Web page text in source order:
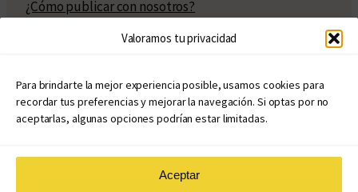
Valoramos tu privacidad
Para brindarte la mejor experiencia posible, usamos cookies para
recordar tus preferencias y mejorar la navegación. Si optas por no
aceptarlas, algunas opciones podrían estar limitadas.
Aceptar
¿Cómo publicar con nosotros?
Políticas de publicación
Políticas de coedición
Atribuciones